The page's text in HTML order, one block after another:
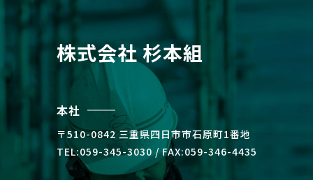
株式会社 杉本組
本社
〒510-0842 三重県四⽇市市⽯原町1番地
TEL:059-345-3030 / FAX:059-346-4435